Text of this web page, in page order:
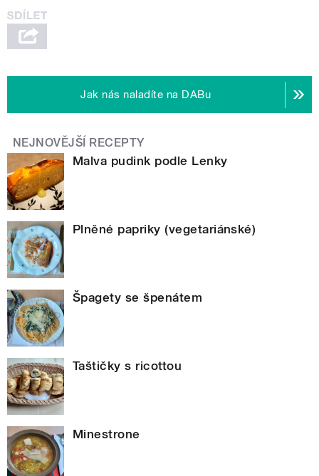
Jak nás naladíte na DABu
NEJNOVĚJŠÍ RECEPTY
Malva pudink podle Lenky
Plněné papriky (vegetariánské)
Špagety se špenátem
Taštičky s ricottou
Minestrone